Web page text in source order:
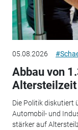
05.08.2026
Abbau von
Altersteilzeit
Die Politik diskutiert
Automobil- und
stärker auf